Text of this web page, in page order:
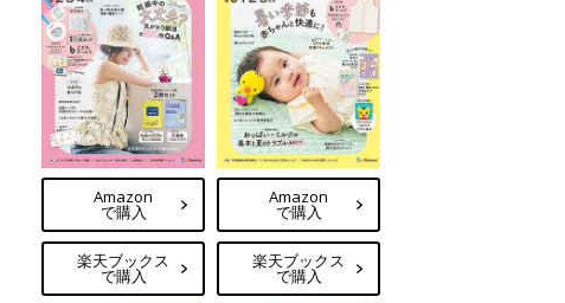
Amazon
で購入
楽天ブックス
で購入
Amazon
で購入
楽天ブックス
で購入